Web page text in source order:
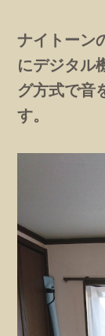
ナイトーン
にデジタル
グ方式で音
す。